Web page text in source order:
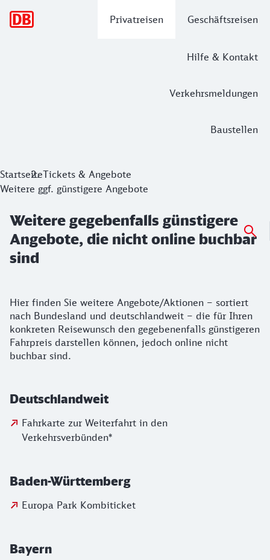
Privatreisen Geschäftsreisen
Hilfe & Kontakt
Verkehrsmeldungen
Baustellen
Weitere gegebenfalls günstigere
StartseiteTickets & Angebote
Weitere ggf. günstigere Angebote
Weitere gegebenfalls günstigere
Angebote, die nicht online buchbar
sind
Alle Informationen zu weiteren Angeboten
Hier finden Sie weitere Angebote/Aktionen – sortiert
nach Bundesland und deutschlandweit – die für Ihren
konkreten Reisewunsch den gegebenenfalls günstigeren
Fahrpreis darstellen können, jedoch online nicht
buchbar sind.
Deutschlandweit
Fahrkarte zur Weiterfahrt in den
Verkehrsverbünden*
Baden-Württemberg
Europa Park Kombiticket
Bayern